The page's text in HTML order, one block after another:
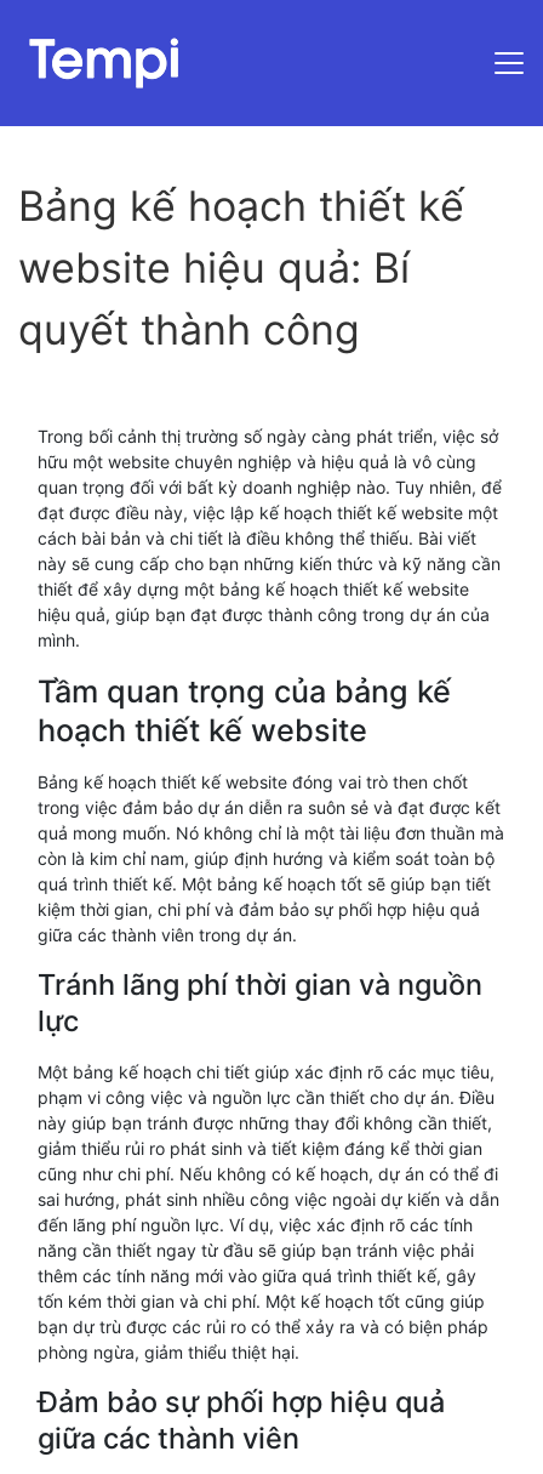
Bảng kế hoạch thiết kế
website hiệu quả: Bí
quyết thành công
Trong bối cảnh thị trường số ngày càng phát triển, việc sở
hữu một website chuyên nghiệp và hiệu quả là vô cùng
quan trọng đối với bất kỳ doanh nghiệp nào. Tuy nhiên, để
đạt được điều này, việc lập kế hoạch thiết kế website một
cách bài bản và chi tiết là điều không thể thiếu. Bài viết
này sẽ cung cấp cho bạn những kiến thức và kỹ năng cần
thiết để xây dựng một bảng kế hoạch thiết kế website
hiệu quả, giúp bạn đạt được thành công trong dự án của
mình.
Tầm quan trọng của bảng kế
hoạch thiết kế website
Bảng kế hoạch thiết kế website đóng vai trò then chốt
trong việc đảm bảo dự án diễn ra suôn sẻ và đạt được kết
quả mong muốn. Nó không chỉ là một tài liệu đơn thuần mà
còn là kim chỉ nam, giúp định hướng và kiểm soát toàn bộ
quá trình thiết kế. Một bảng kế hoạch tốt sẽ giúp bạn tiết
kiệm thời gian, chi phí và đảm bảo sự phối hợp hiệu quả
giữa các thành viên trong dự án.
Tránh lãng phí thời gian và nguồn
lực
Một bảng kế hoạch chi tiết giúp xác định rõ các mục tiêu,
phạm vi công việc và nguồn lực cần thiết cho dự án. Điều
này giúp bạn tránh được những thay đổi không cần thiết,
giảm thiểu rủi ro phát sinh và tiết kiệm đáng kể thời gian
cũng như chi phí. Nếu không có kế hoạch, dự án có thể đi
sai hướng, phát sinh nhiều công việc ngoài dự kiến và dẫn
đến lãng phí nguồn lực. Ví dụ, việc xác định rõ các tính
năng cần thiết ngay từ đầu sẽ giúp bạn tránh việc phải
thêm các tính năng mới vào giữa quá trình thiết kế, gây
tốn kém thời gian và chi phí. Một kế hoạch tốt cũng giúp
bạn dự trù được các rủi ro có thể xảy ra và có biện pháp
phòng ngừa, giảm thiểu thiệt hại.
Đảm bảo sự phối hợp hiệu quả
giữa các thành viên